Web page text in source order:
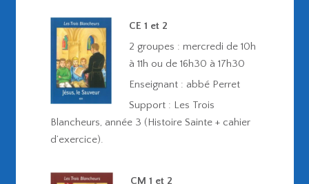
CE 1 et 2
2 groupes : mercredi de 10h
à 11h ou de 16h30 à 17h30
Enseignant : abbé Perret
Support : Les Trois
Blancheurs, année 3 (Histoire Sainte + cahier
d’exercice).
CM 1 et 2